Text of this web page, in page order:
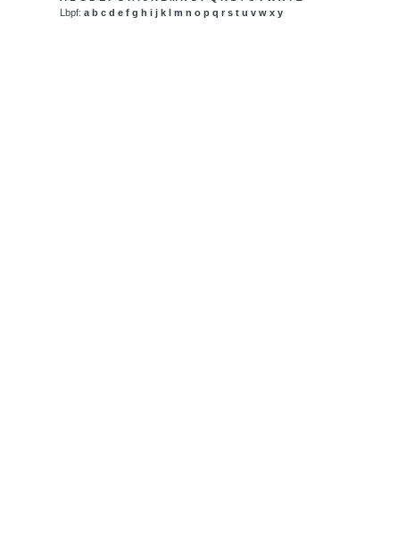
Lbpf:a b c d e f g h i j k l m n o p q r s t u v w x y